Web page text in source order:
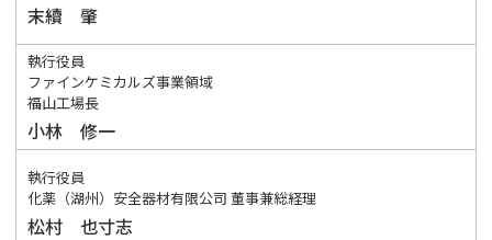
末續 肇
執行役員
ファインケミカルズ事業領域
福山工場長
小林 修一
執行役員
化薬（湖州）安全器材有限公司 董事兼総経理
松村 也寸志